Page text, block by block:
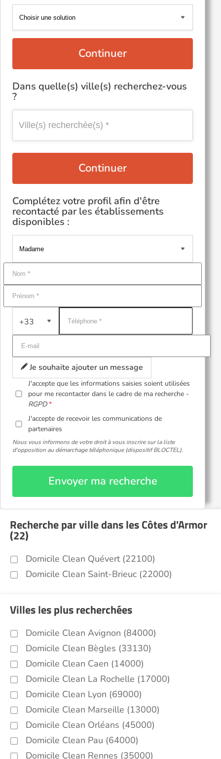
Continuer
Dans quelle(s) ville(s) recherchez-vous
?
Continuer
Complétez votre profil afin d'être
recontacté par les établissements
disponibles :
+33
Je souhaite ajouter un message
J'accepte que les informations saisies soient utilisées
pour me recontacter dans le cadre de ma recherche -
RGPD
J'accepte de recevoir les communications de
partenaires
Nous vous informons de votre droit à vous inscrire sur la liste
d'opposition au démarchage téléphonique (dispositif BLOCTEL).
Envoyer ma recherche
Recherche par ville dans les Côtes d'Armor
(22)
Domicile Clean Quévert (22100)
Domicile Clean Saint-Brieuc (22000)
Villes les plus recherchées
Domicile Clean Avignon (84000)
Domicile Clean Bègles (33130)
Domicile Clean Caen (14000)
Domicile Clean La Rochelle (17000)
Domicile Clean Lyon (69000)
Domicile Clean Marseille (13000)
Domicile Clean Orléans (45000)
Domicile Clean Pau (64000)
Domicile Clean Rennes (35000)